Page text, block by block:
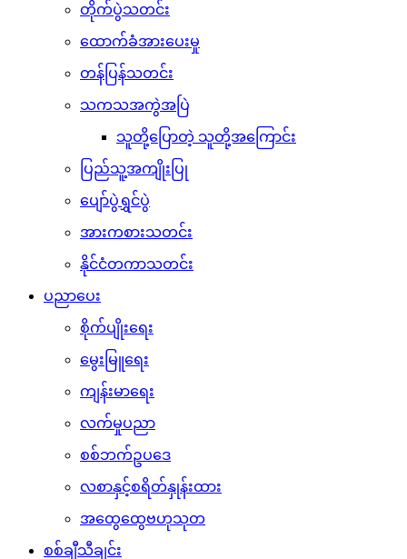
တိုက်ပွဲသတင်း
ထောက်ခံအားပေးမှု
တန်ပြန်သတင်း
သကသအကွဲအပြဲ
သူတို့ပြောတဲ့ သူတို့အကြောင်း
ပြည်သူ့အကျိုးပြု
ပျော်ပွဲရွှင်ပွဲ
အားကစားသတင်း
နိုင်ငံတကာသတင်း
ပညာပေး
စိုက်ပျိုးရေး
မွေးမြူရေး
ကျန်းမာရေး
လက်မှုပညာ
စစ်ဘက်ဥပဒေ
လစာနှင့်စရိတ်နှုန်းထား
အထွေထွေဗဟုသုတ
စစ်ချီသီချင်း